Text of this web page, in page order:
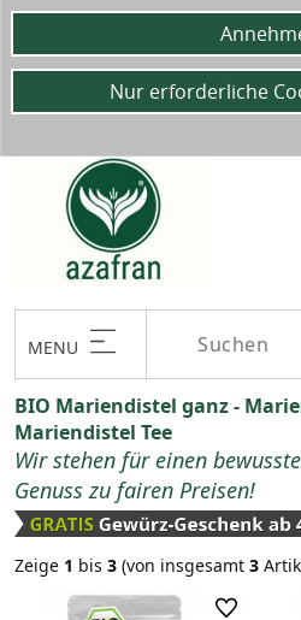
MENU
BIO Mariendistel ganz -
Mariendistel Tee
Wir stehen für einen
Genuss zu fairen Preisen!
Zeige 1 bis 3 (von insgesamt 3
Nur erforderliche